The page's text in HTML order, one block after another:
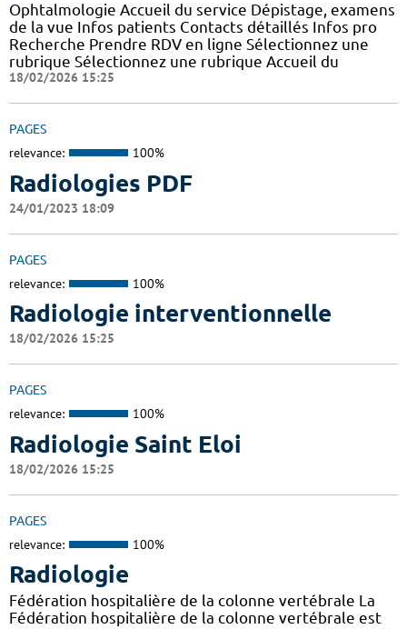
Ophtalmologie Accueil du service Dépistage, examens
de la vue Infos patients Contacts détaillés Infos pro
Recherche Prendre RDV en ligne Sélectionnez une
rubrique Sélectionnez une rubrique Accueil du
18/02/2026 15:25
PAGES
relevance: 100%
Radiologies PDF
24/01/2023 18:09
PAGES
relevance: 100%
Radiologie interventionnelle
18/02/2026 15:25
PAGES
relevance: 100%
Radiologie Saint Eloi
18/02/2026 15:25
PAGES
relevance: 100%
Radiologie
Fédération hospitalière de la colonne vertébrale La
Fédération hospitalière de la colonne vertébrale est